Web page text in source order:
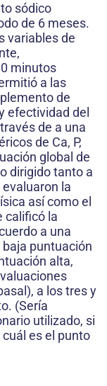
sódico
de 6 meses.
variables de
minutos
a las
de
efectividad del
de a una
de Ca, P,
global de
dirigido tanto a
la
así como el
calificó la
a una
puntuación
alta,
a los tres y
(Sería
utilizado, si
es el punto